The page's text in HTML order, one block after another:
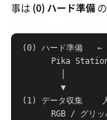
事は (0) ハード準備
(0) ハード準備   ←
Pika
        ▼
(1) データ収集    人
RGB / グリッ